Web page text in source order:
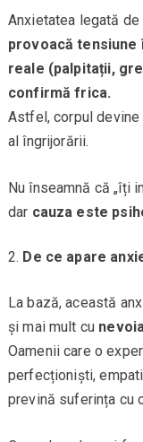
Anxietatea legată
provoacă tensiune
reale (palpitații,
confirmă frica.
Astfel, corpul
al îngrijorării.
Nu înseamnă că „îți
dar cauza este
De ce apare
La bază, această
și mai mult cu
Oamenii care o
perfecționiști,
prevină suferința cu